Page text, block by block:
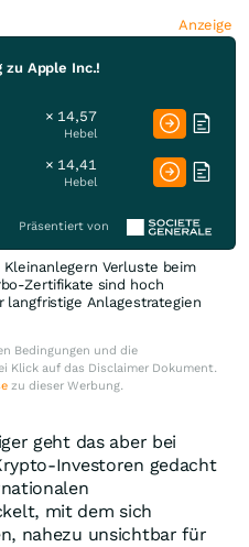
Anzeige
zu Apple Inc.!
× 14,57
Hebel
× 14,41
Hebel
Präsentiert von
Verluste beim
Zertifikate sind hoch
Anlagestrategien
Bedingungen und die
Klick auf das Disclaimer Dokument.
zu dieser Werbung.
geht das aber bei
Investoren gedacht
mit dem sich
nahezu unsichtbar für